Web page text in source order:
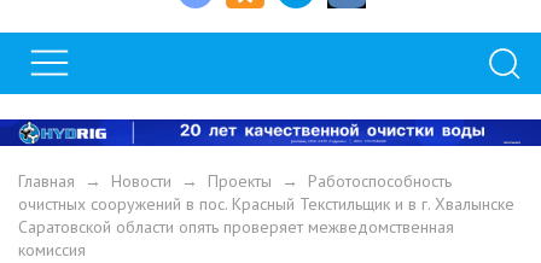
Главная → Новости → Проекты → Работоспособность
очистных сооружений в пос. Красный Текстильщик и в г. Хвалынске
Саратовской области опять проверяет межведомственная
комиссия